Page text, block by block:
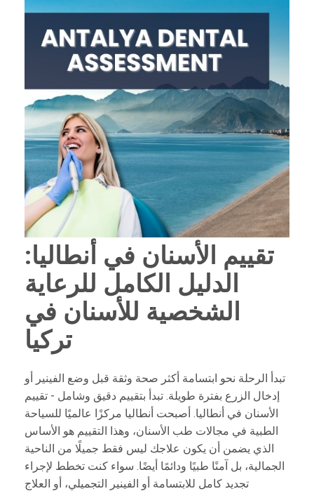
تقييم الأسنان في أنطاليا:
الدليل الكامل للرعاية
الشخصية للأسنان في
تركيا
تبدأ الرحلة نحو ابتسامة أكثر صحة وثقة قبل وضع الفينير أو
إدخال الزرع بفترة طويلة. تبدأ بتقييم دقيق وشامل - تقييم
الأسنان في أنطاليا. أصبحت أنطاليا مركزًا عالميًا للسياحة
الطبية في مجالات طب الأسنان، وهذا التقييم هو الأساس
الذي يضمن أن يكون علاجك ليس فقط جميلًا من الناحية
الجمالية، بل آمنًا طبيًا ودائمًا أيضًا. سواء كنت تخطط لإجراء
تجديد كامل للابتسامة أو الفينير التجميلي، أو العلاج